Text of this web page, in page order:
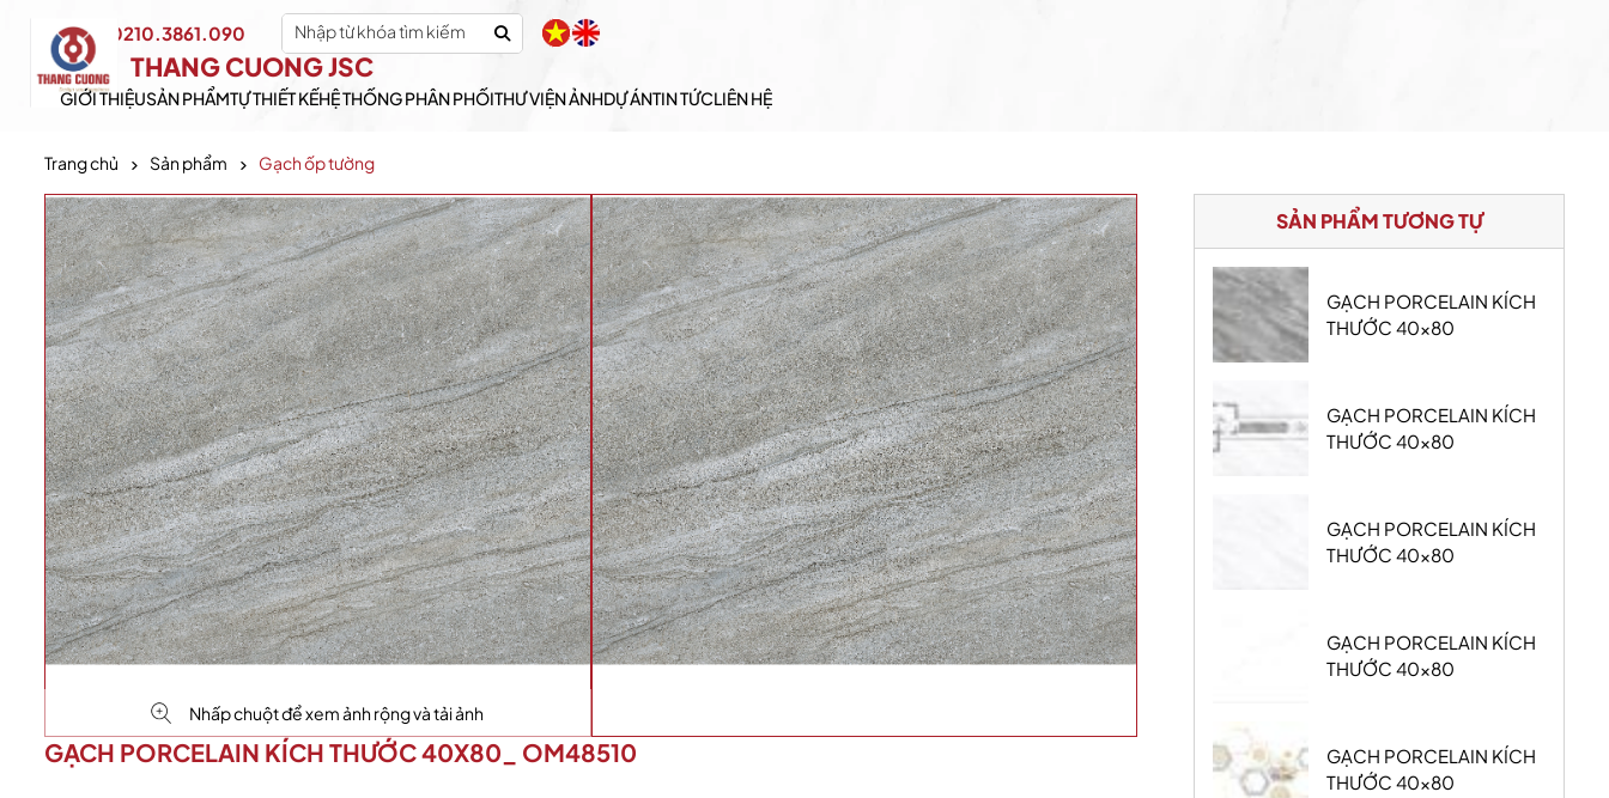
THANG CUONG JSC
Hotline: 0210.3861.090
GIỚI THIỆUSẢN PHẨMTỰ THIẾT KẾHỆ THỐNG PHÂN PHỐITHƯ VIỆN ẢNHDỰ ÁNTIN TỨCLIÊN HỆ
Trang chủ Sản phẩm Gạch ốp tường
Nhấp chuột để xem ảnh rộng và tải ảnh
GẠCH PORCELAIN KÍCH THƯỚC 40X80_ OM48510
SẢN PHẨM TƯƠNG TỰ
GẠCH PORCELAIN KÍCH
THƯỚC 40x80
GẠCH PORCELAIN KÍCH
THƯỚC 40x80
GẠCH PORCELAIN KÍCH
THƯỚC 40x80
GẠCH PORCELAIN KÍCH
THƯỚC 40x80
GẠCH PORCELAIN KÍCH
THƯỚC 40x80